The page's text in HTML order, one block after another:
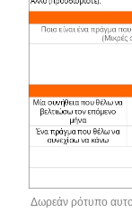
Δωρεάν ρότυπο